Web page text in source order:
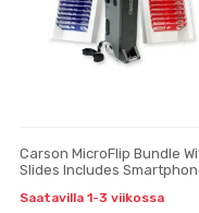
Carson MicroFlip Bundle
Slides Includes
Saatavilla 1-3 viikossa